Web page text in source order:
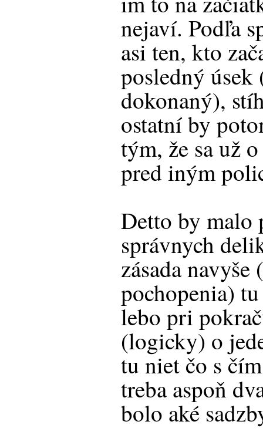
nejaví. Podľa
asi ten, kto
posledný
dokonaný),
ostatní by
tým, že sa už
pred iným
Detto by malo
správnych
zásada
pochopenia)
lebo pri
(logicky) o
tu niet čo s
treba aspoň
bolo aké